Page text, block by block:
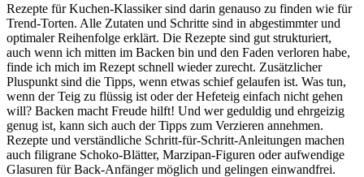
Rezepte für Kuchen-Klassiker sind darin genauso zu finden wie für
Trend-Torten. Alle Zutaten und Schritte sind in abgestimmter und
optimaler Reihenfolge erklärt. Die Rezepte sind gut strukturiert,
auch wenn ich mitten im Backen bin und den Faden verloren habe,
finde ich mich im Rezept schnell wieder zurecht. Zusätzlicher
Pluspunkt sind die Tipps, wenn etwas schief gelaufen ist. Was tun,
wenn der Teig zu flüssig ist oder der Hefeteig einfach nicht gehen
will? Backen macht Freude hilft! Und wer geduldig und ehrgeizig
genug ist, kann sich auch der Tipps zum Verzieren annehmen.
Rezepte und verständliche Schritt-für-Schritt-Anleitungen machen
auch filigrane Schoko-Blätter, Marzipan-Figuren oder aufwendige
Glasuren für Back-Anfänger möglich und gelingen einwandfrei.